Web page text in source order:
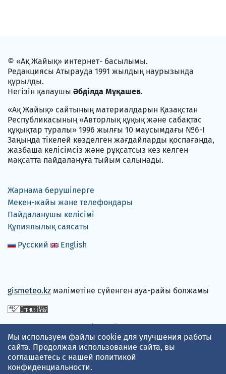
© «Ақ Жайық» интернет- басылымы.
Редакциясы Атырауда 1991 жылдың наурызында
құрылды.
Негізін қалаушы Әбділда Мұқашев.
«Ақ Жайық» сайтының материалдарын Қазақстан
Республикасының «Авторлық құқық және сабақтас
құқықтар туралы» 1996 жылғы 10 маусымдағы №6-I
Заңында тікелей көзделген жағдайларды қоспағанда,
жазбаша келісімсіз және рұқсатсыз кез келген
мақсатта пайдалануға тыйым салынады.
Жарнама берушілерге
Мекен-жайы және телефондары
Пайдаланушы келісімі
Құпиялылық саясаты
Русский
English
gismeteo.kz мәліметіне сүйенген ауа-райы болжамы
Төлем карталарын қабылдаймыз
Мы используем файлы cookie для улучшения работы
сайта. Продолжая использование сайта, вы
соглашаетесь с нашей политикой
конфиденциальности.